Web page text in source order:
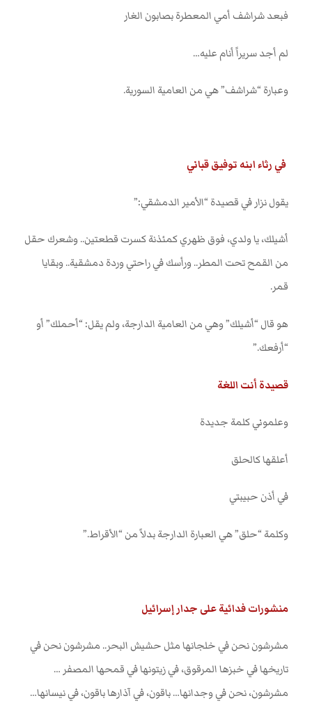
فبعد شراشف أمي المعطرة بصابون الغار
لم أجد سريراً أنام عليه…
وعبارة “شراشف” هي من العامية السورية.
في رثاء ابنه توفيق قباني
يقول نزار في قصيدة “الأمير الدمشقي:”
أشيلك، يا ولدي، فوق ظهري كمئذنة كسرت قطعتين.. وشعرك حقل
من القمح تحت المطر.. ورأسك في راحتي وردة دمشقية.. وبقايا
قمر.
هو قال “أشيلك” وهي من العامية الدارجة، ولم يقل: “أحملك” أو
“أرفعك.”
قصيدة أنت اللغة
وعلموني كلمة جديدة
أعلقها كالحلق
في أذن حبيبتي
وكلمة “حلق” هي العبارة الدارجة بدلاً من “الأقراط.”
منشورات فدائية على جدار إسرائيل
مشرشون نحن في خلجانها مثل حشيش البحر.. مشرشون نحن في
تاريخها في خبزها المرقوق، في زيتونها في قمحها المصفر …
مشرشون، نحن في وجدانها… باقون، في آذارها باقون، في نيسانها…